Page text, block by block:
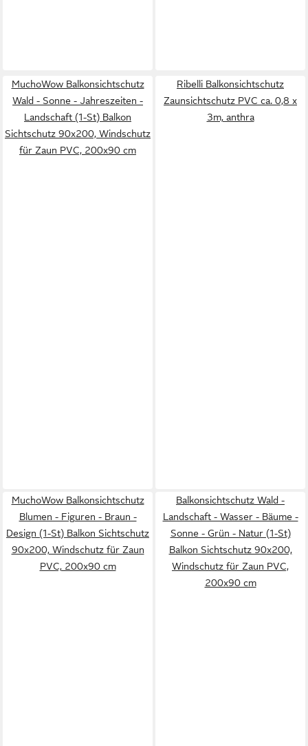
MuchoWow Balkonsichtschutz
Wald - Sonne - Jahreszeiten -
Landschaft (1-St) Balkon
Sichtschutz 90x200, Windschutz
für Zaun PVC, 200x90 cm
Ribelli Balkonsichtschutz
Zaunsichtschutz PVC ca. 0,8 x
3m, anthra
MuchoWow Balkonsichtschutz
Blumen - Figuren - Braun -
Design (1-St) Balkon Sichtschutz
90x200, Windschutz für Zaun
PVC, 200x90 cm
Balkonsichtschutz Wald -
Landschaft - Wasser - Bäume -
Sonne - Grün - Natur (1-St)
Balkon Sichtschutz 90x200,
Windschutz für Zaun PVC,
200x90 cm